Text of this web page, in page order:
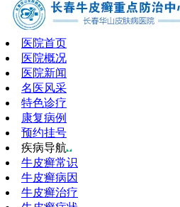
医院首页
医院概况
医院新闻
名医风采
特色诊疗
康复病例
预约挂号
疾病导航
牛皮癣常识
牛皮癣病因
牛皮癣治疗